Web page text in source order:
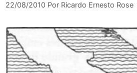
22/08/2010 Por Ricardo Ernesto Rose